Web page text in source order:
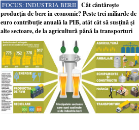
FOCUS: INDUSTRIA BERII
Cât cântăreşte
producţia de bere în economie? Peste trei miliarde de
euro contribuţie anuală la PIB, atât cât să susţină şi
alte sectoare, de la agricultură până la transporturi